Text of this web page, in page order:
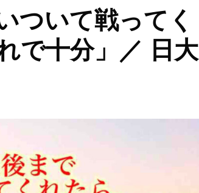
ついて戦ってく
で十分」／ 日大